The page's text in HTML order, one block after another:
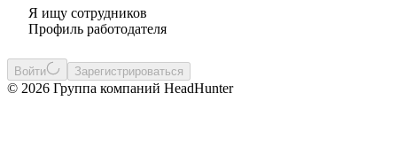
Я ищу сотрудников
Профиль работодателя
Войти Зарегистрироваться
© 2026 Группа компаний HeadHunter